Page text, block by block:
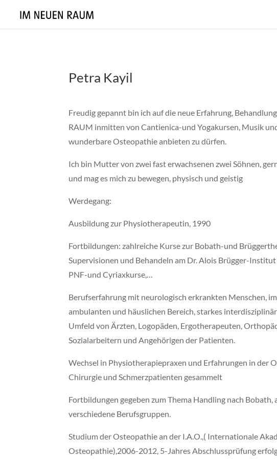
Petra Kayil
Freudig gepannt bin ich auf die neue Erfahrung,
RAUM inmitten von Cantienica-und Yogakursen, Musik
wunderbare Osteopathie anbieten zu dürfen.
Ich bin Mutter von zwei fast erwachsenen zwei Söhnen,
und mag es mich zu bewegen, physisch und geistig
Werdegang:
Ausbildung zur Physiotherapeutin, 1990
Fortbildungen: zahlreiche Kurse zur Bobath-und
Supervisionen und Behandeln am Dr. Alois Brügger-
PNF-und Cyriaxkurse,…
Berufserfahrung mit neurologisch erkrankten Menschen,
ambulanten und häuslichen Bereich, starkes
Umfeld von Ärzten, Logopäden, Ergotherapeuten,
Sozialarbeitern und Angehörigen der Patienten.
Wechsel in Physiotherapiepraxen und Erfahrungen in der
Chirurgie und Schmerzpatienten gesammelt
Fortbildungen gegeben zum Thema Handling nach Bobath,
verschiedene Berufsgruppen.
Studium der Osteopathie an der I.A.O.,( Internationale
Osteopathie),2006-2012, 5-Jahres Abschlussprüfung